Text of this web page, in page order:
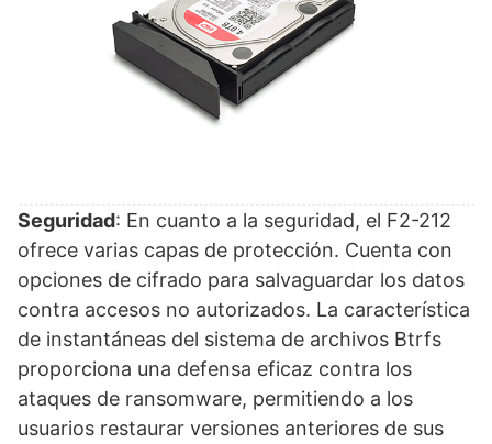
Seguridad: En cuanto a la seguridad, el F2-212
ofrece varias capas de protección. Cuenta con
opciones de cifrado para salvaguardar los datos
contra accesos no autorizados. La característica
de instantáneas del sistema de archivos Btrfs
proporciona una defensa eficaz contra los
ataques de ransomware, permitiendo a los
usuarios restaurar versiones anteriores de sus